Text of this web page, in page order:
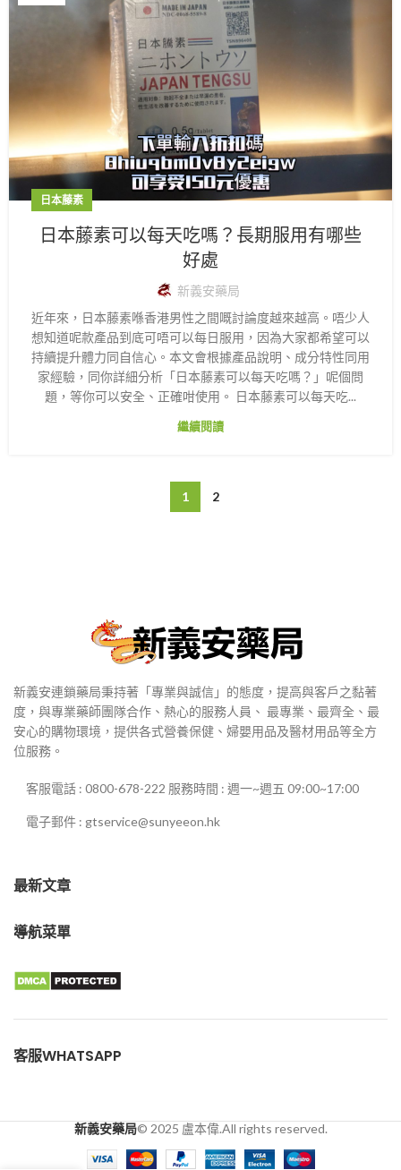
日本藤素
日本藤素可以每天吃嗎？長期服用有哪些
好處
新義安藥局
近年來，日本藤素喺香港男性之間嘅討論度越來越高。唔少人
想知道呢款產品到底可唔可以每日服用，因為大家都希望可以
持續提升體力同自信心。本文會根據產品說明、成分特性同用
家經驗，同你詳細分析「日本藤素可以每天吃嗎？」呢個問
題，等你可以安全、正確咁使用。 日本藤素可以每天吃...
繼續閱讀
1 2
新義安連鎖藥局秉持著「專業與誠信」的態度，提高與客戶之黏著
度，與專業藥師團隊合作、熱心的服務人員、 最專業、最齊全、最
安心的購物環境，提供各式營養保健、婦嬰用品及醫材用品等全方
位服務。
客服電話 : 0800-678-222 服務時間 : 週一~週五 09:00~17:00
電子郵件 : gtservice@sunyeeon.hk
最新文章
導航菜單
客服WHATSAPP
新義安藥局© 2025 盧本偉.All rights reserved.